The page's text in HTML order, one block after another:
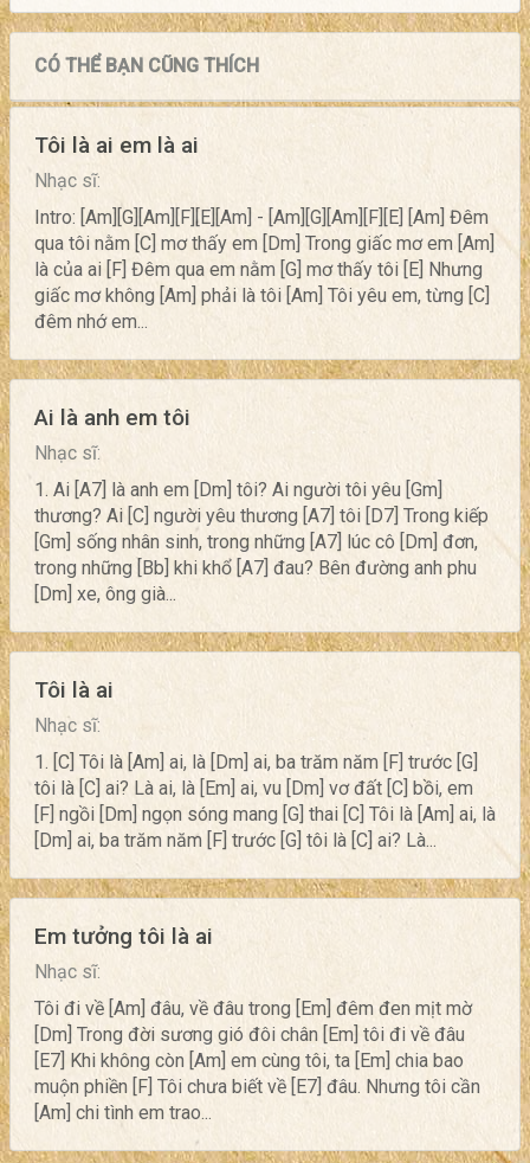
CÓ THỂ BẠN CŨNG THÍCH
Tôi là ai em là ai
Nhạc sĩ:
Intro: [Am][G][Am][F][E][Am] - [Am][G][Am][F][E] [Am] Đêm
qua tôi nằm [C] mơ thấy em [Dm] Trong giấc mơ em [Am]
là của ai [F] Đêm qua em nằm [G] mơ thấy tôi [E] Nhưng
giấc mơ không [Am] phải là tôi [Am] Tôi yêu em, từng [C]
đêm nhớ em...
Ai là anh em tôi
Nhạc sĩ:
1. Ai [A7] là anh em [Dm] tôi? Ai người tôi yêu [Gm]
thương? Ai [C] người yêu thương [A7] tôi [D7] Trong kiếp
[Gm] sống nhân sinh, trong những [A7] lúc cô [Dm] đơn,
trong những [Bb] khi khổ [A7] đau? Bên đường anh phu
[Dm] xe, ông già...
Tôi là ai
Nhạc sĩ:
1. [C] Tôi là [Am] ai, là [Dm] ai, ba trăm năm [F] trước [G]
tôi là [C] ai? Là ai, là [Em] ai, vu [Dm] vơ đất [C] bồi, em
[F] ngồi [Dm] ngọn sóng mang [G] thai [C] Tôi là [Am] ai, là
[Dm] ai, ba trăm năm [F] trước [G] tôi là [C] ai? Là...
Em tưởng tôi là ai
Nhạc sĩ:
Tôi đi về [Am] đâu, về đâu trong [Em] đêm đen mịt mờ
[Dm] Trong đời sương gió đôi chân [Em] tôi đi về đâu
[E7] Khi không còn [Am] em cùng tôi, ta [Em] chia bao
muộn phiền [F] Tôi chưa biết về [E7] đâu. Nhưng tôi cần
[Am] chi tình em trao...